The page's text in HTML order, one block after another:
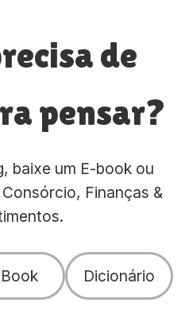
de
pensar?
baixe um E-book ou
Finanças &
Dicionário